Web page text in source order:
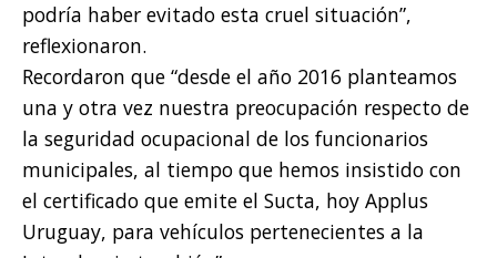
podría haber evitado esta cruel situación”,
reflexionaron.
Recordaron que “desde el año 2016 planteamos
una y otra vez nuestra preocupación respecto de
la seguridad ocupacional de los funcionarios
municipales, al tiempo que hemos insistido con
el certificado que emite el Sucta, hoy Applus
Uruguay, para vehículos pertenecientes a la